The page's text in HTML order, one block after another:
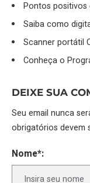
Pontos positivos
Saiba como
Scanner portátil
Conheça o
DEIXE SUA
Seu email nunca
obrigatórios devem
Nome*: